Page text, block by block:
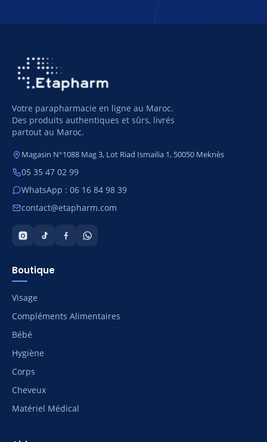
Votre parapharmacie en ligne au Maroc.
Des produits authentiques et sûrs, livrés
partout au Maroc.
Magasin N°1088 Mag 3, Lot Riad Ismailia 1, 50050 Meknès
05 35 47 02 99
WhatsApp : 06 16 84 98 39
contact@etapharm.com
Boutique
Visage
Compléments Alimentaires
Bébé
Hygiène
Corps
Cheveux
Matériel Médical